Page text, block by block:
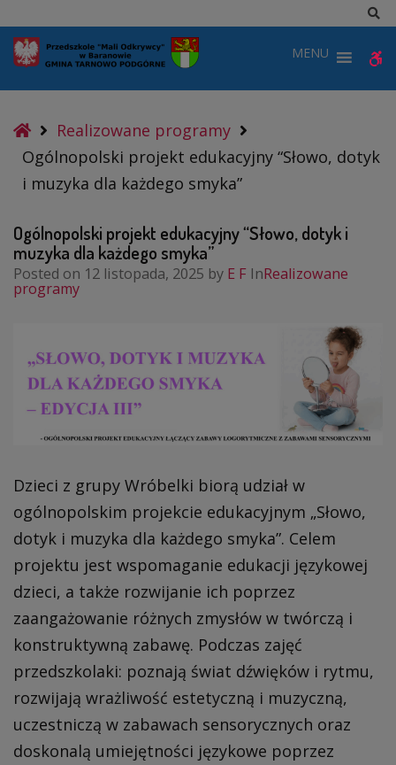
Ogólnopolski
projekt
edukacyjny
“Słowo,
dla
każdego
smyka”
MENU
HomeRealizowane programy
Ogólnopolski projekt edukacyjny “Słowo, dotyk
i muzyka dla każdego smyka”
Ogólnopolski projekt edukacyjny “Słowo, dotyk i
muzyka dla każdego smyka”
Posted on 12 listopada, 2025 by E F InRealizowane
programy
Dzieci z grupy Wróbelki biorą udział w
ogólnopolskim projekcie edukacyjnym „Słowo,
dotyk i muzyka dla każdego smyka”. Celem
projektu jest wspomaganie edukacji językowej
dzieci, a także rozwijanie ich poprzez
zaangażowanie różnych zmysłów w twórczą i
konstruktywną zabawę. Podczas zajęć
przedszkolaki: poznają świat dźwięków i rytmu,
rozwijają wrażliwość estetyczną i muzyczną,
uczestniczą w zabawach sensorycznych oraz
doskonalą umiejętności językowe poprzez